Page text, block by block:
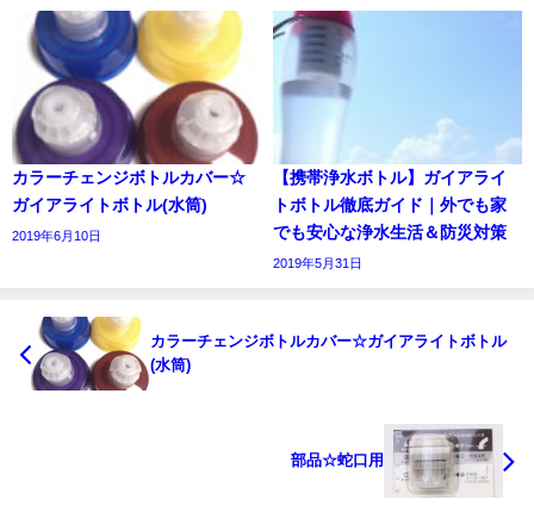
カラーチェンジボトルカバー☆
ガイアライトボトル(水筒)
2019年6月10日
【携帯浄水ボトル】ガイアライ
トボトル徹底ガイド｜外でも家
でも安心な浄水生活＆防災対策
2019年5月31日
カラーチェンジボトルカバー☆ガイアライトボトル
(水筒)
部品☆蛇口用